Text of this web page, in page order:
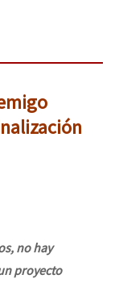
no hay
proyecto